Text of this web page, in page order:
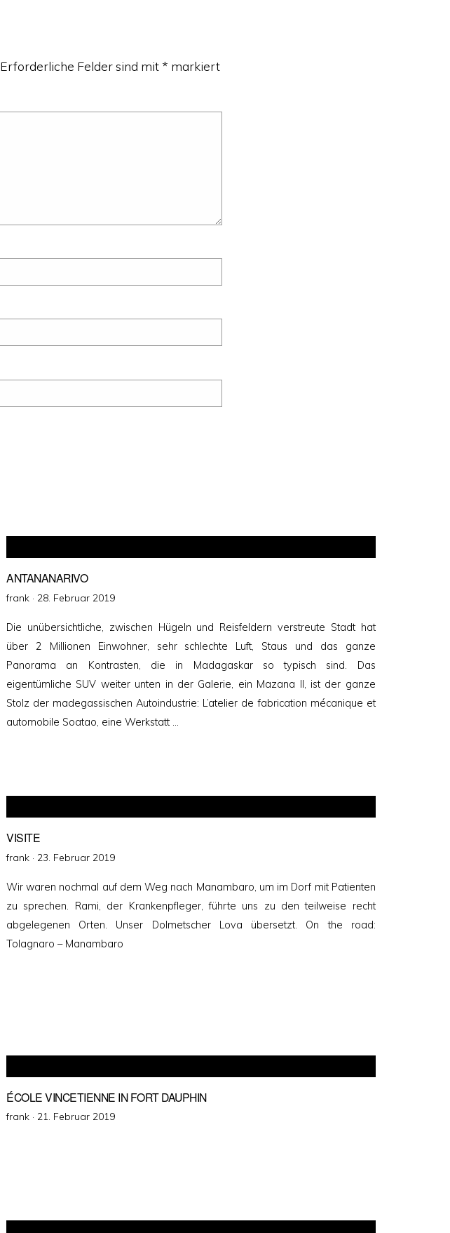
Erforderliche Felder sind mit * markiert
ANTANANARIVO
frank · Veröffentlicht
28. Februar 2019
Die unübersichtliche, zwischen Hügeln und Reisfeldern verstreute Stadt hat
über 2 Millionen Einwohner, sehr schlechte Luft, Staus und das ganze
Panorama an Kontrasten, die in Madagaskar so typisch sind. Das
eigentümliche SUV weiter unten in der Galerie, ein Mazana II, ist der ganze
Stolz der madegassischen Autoindustrie: L’atelier de fabrication mécanique et
automobile Soatao, eine Werkstatt …
VISITE
frank · Veröffentlicht
23. Februar 2019
Wir waren nochmal auf dem Weg nach Manambaro, um im Dorf mit Patienten
zu sprechen. Rami, der Krankenpfleger, führte uns zu den teilweise recht
abgelegenen Orten. Unser Dolmetscher Lova übersetzt. On the road:
Tolagnaro – Manambaro
ÉCOLE VINCETIENNE IN FORT DAUPHIN
frank · Veröffentlicht
21. Februar 2019